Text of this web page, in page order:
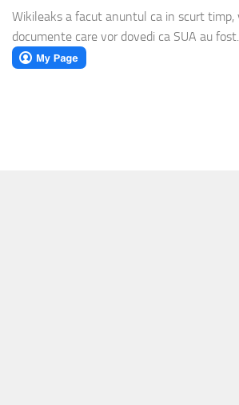
Wikileaks a facut anuntul ca in scurt timp,
documente care vor dovedi ca SUA au